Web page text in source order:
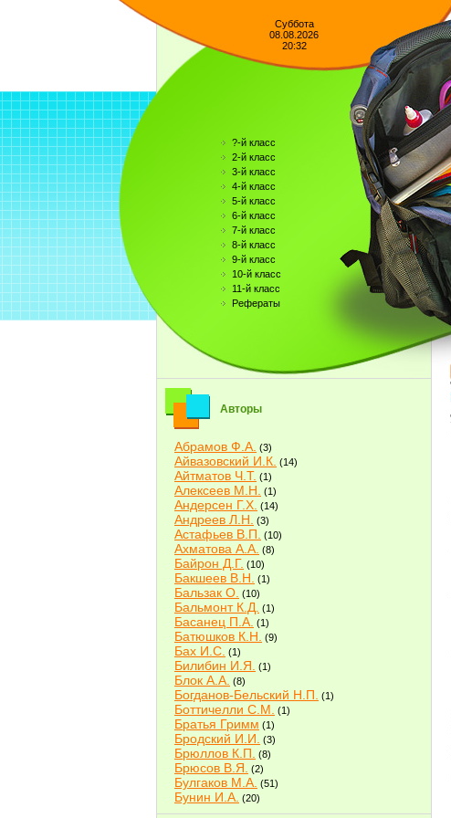
Суббота
08.08.2026
20:32
?-й класс
2-й класс
3-й класс
4-й класс
5-й класс
6-й класс
7-й класс
8-й класс
9-й класс
10-й класс
11-й класс
Рефераты
Авторы
Абрамов Ф.А. (3)
Айвазовский И.К. (14)
Айтматов Ч.Т. (1)
Алексеев М.Н. (1)
Андерсен Г.Х. (14)
Андреев Л.Н. (3)
Астафьев В.П. (10)
Ахматова А.А. (8)
Байрон Д.Г. (10)
Бакшеев В.Н. (1)
Бальзак О. (10)
Бальмонт К.Д. (1)
Басанец П.А. (1)
Батюшков К.Н. (9)
Бах И.С. (1)
Билибин И.Я. (1)
Блок А.А. (8)
Богданов-Бельский Н.П. (1)
Боттичелли С.М. (1)
Братья Гримм (1)
Бродский И.И. (3)
Брюллов К.П. (8)
Брюсов В.Я. (2)
Булгаков М.А. (51)
Бунин И.А. (20)
Быков В.В.(2)